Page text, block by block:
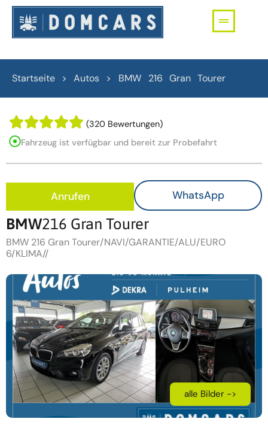
Startseite > Autos > BMW 216 Gran Tourer
Fahrzeug ist verfügbar und bereit zur Probefahrt
(320 Bewertungen)
BMW216 Gran Tourer
BMW 216 Gran Tourer/NAVI/GARANTIE/ALU/EURO
6/KLIMA//
Anrufen WhatsApp
alle Bilder ->